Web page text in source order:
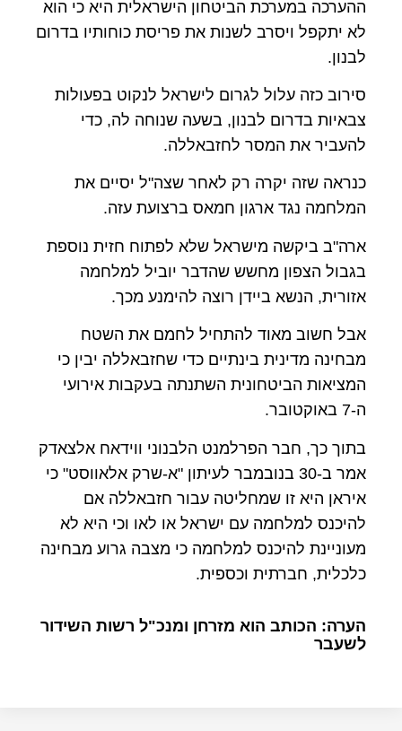
ההערכה במערכת הביטחון הישראלית היא כי הוא
לא יתקפל ויסרב לשנות את פריסת כוחותיו בדרום
לבנון.
סירוב כזה עלול לגרום לישראל לנקוט בפעולות
צבאיות בדרום לבנון, בשעה שנוחה לה, כדי
להעביר את המסר לחזבאללה.
כנראה שזה יקרה רק לאחר שצה"ל יסיים את
המלחמה נגד ארגון חמאס ברצועת עזה.
ארה"ב ביקשה מישראל שלא לפתוח חזית נוספת
בגבול הצפון מחשש שהדבר יוביל למלחמה
אזורית, הנשא ביידן רוצה להימנע מכך.
אבל חשוב מאוד להתחיל לחמם את השטח
מבחינה מדינית בינתיים כדי שחזבאללה יבין כי
המציאות הביטחונית השתנתה בעקבות אירועי
ה-7 באוקטובר.
בתוך כך, חבר הפרלמנט הלבנוני ווידאח אלצאדק
אמר ב-30 בנובמבר לעיתון "א-שרק אלאווסט" כי
איראן היא זו שמחליטה עבור חזבאללה אם
להיכנס למלחמה עם ישראל או לאו וכי היא לא
מעוניינת להיכנס למלחמה כי מצבה גרוע מבחינה
כלכלית, חברתית וכספית.
הערה: הכותב הוא מזרחן ומנכ"ל רשות השידור
לשעבר